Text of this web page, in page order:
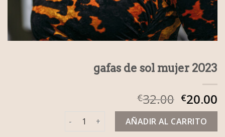
gafas de sol mujer 2023
€32.00 €20.00
gafas de sol mujer 2023 cantidad
AÑADIR AL CARRITO